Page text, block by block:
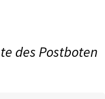
des Postboten